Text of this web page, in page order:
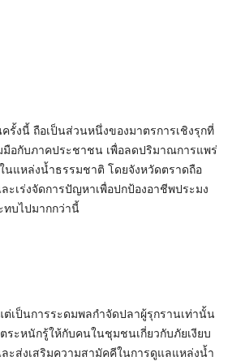
รั้งนี้ ถือเป็นส่วนหนึ่งของมาตรการเชิงรุกที่
มือกับภาคประชาชน เพื่อลดปริมาณการแพร่
นแหล่งน้ำธรรมชาติ โดยจังหวัดตราดถือ
เร่งจัดการปัญหาเพื่อปกป้องอาชีพประมง
ทบไปมากกว่านี้
ต่เป็นการระดมพลกำจัดปลาผู้รุกรานเท่านั้น
ระหนักรู้ให้กับคนในชุมชนเกี่ยวกับภัยเงียบ
ะส่งเสริมความสามัคคีในการดูแลแหล่งน้ำ